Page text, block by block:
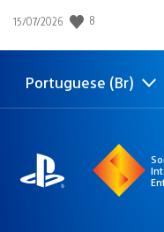
Data
publicação:
15/07/2026 8
Selecione
Região
Portuguese (Br)